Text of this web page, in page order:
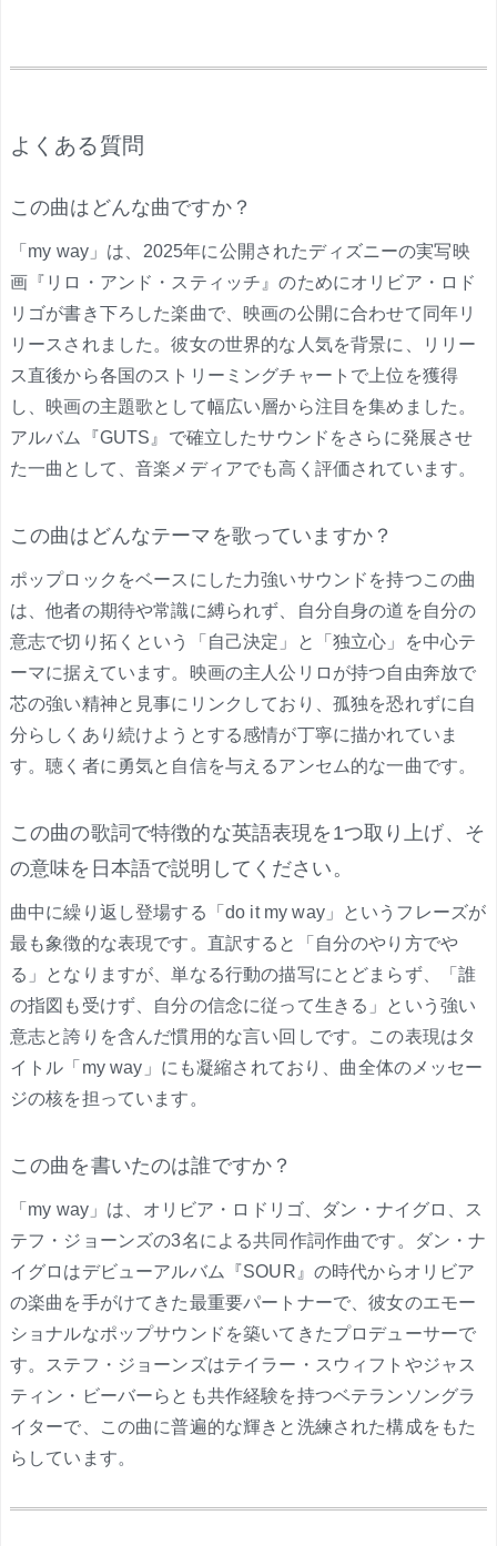
よくある質問
この曲はどんな曲ですか？
「my way」は、2025年に公開されたディズニーの実写映
画『リロ・アンド・スティッチ』のためにオリビア・ロド
リゴが書き下ろした楽曲で、映画の公開に合わせて同年リ
リースされました。彼女の世界的な人気を背景に、リリー
ス直後から各国のストリーミングチャートで上位を獲得
し、映画の主題歌として幅広い層から注目を集めました。
アルバム『GUTS』で確立したサウンドをさらに発展させ
た一曲として、音楽メディアでも高く評価されています。
この曲はどんなテーマを歌っていますか？
ポップロックをベースにした力強いサウンドを持つこの曲
は、他者の期待や常識に縛られず、自分自身の道を自分の
意志で切り拓くという「自己決定」と「独立心」を中心テ
ーマに据えています。映画の主人公リロが持つ自由奔放で
芯の強い精神と見事にリンクしており、孤独を恐れずに自
分らしくあり続けようとする感情が丁寧に描かれていま
す。聴く者に勇気と自信を与えるアンセム的な一曲です。
この曲の歌詞で特徴的な英語表現を1つ取り上げ、そ
の意味を日本語で説明してください。
曲中に繰り返し登場する「do it my way」というフレーズが
最も象徴的な表現です。直訳すると「自分のやり方でや
る」となりますが、単なる行動の描写にとどまらず、「誰
の指図も受けず、自分の信念に従って生きる」という強い
意志と誇りを含んだ慣用的な言い回しです。この表現はタ
イトル「my way」にも凝縮されており、曲全体のメッセー
ジの核を担っています。
この曲を書いたのは誰ですか？
「my way」は、オリビア・ロドリゴ、ダン・ナイグロ、ス
テフ・ジョーンズの3名による共同作詞作曲です。ダン・ナ
イグロはデビューアルバム『SOUR』の時代からオリビア
の楽曲を手がけてきた最重要パートナーで、彼女のエモー
ショナルなポップサウンドを築いてきたプロデューサーで
す。ステフ・ジョーンズはテイラー・スウィフトやジャス
ティン・ビーバーらとも共作経験を持つベテランソングラ
イターで、この曲に普遍的な輝きと洗練された構成をもた
らしています。